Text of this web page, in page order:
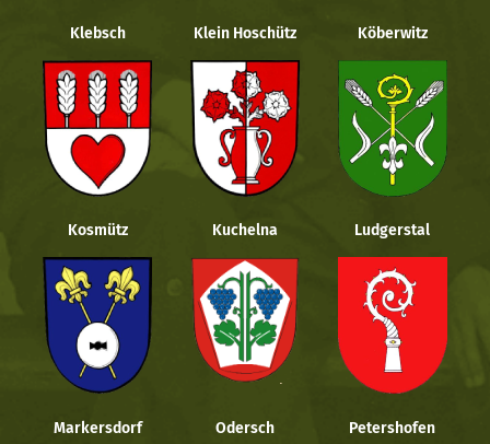
Klebsch Klein Hoschütz Köberwitz
Kosmütz Kuchelna Ludgerstal
Markersdorf Odersch Petershofen